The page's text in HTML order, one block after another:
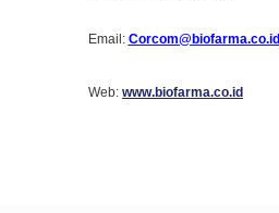
Email: Corcom@biofarma.co.id
Web: www.biofarma.co.id